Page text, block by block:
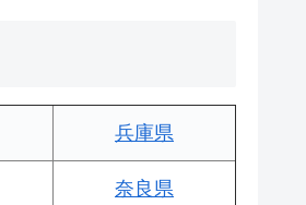
兵庫県
奈良県